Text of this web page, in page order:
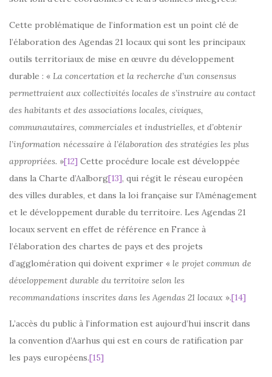
Cette problématique de l’information est un point clé de
l’élaboration des Agendas 21 locaux qui sont les principaux
outils territoriaux de mise en œuvre du développement
durable : « La concertation et la recherche d’un consensus
permettraient aux collectivités locales de s’instruire au contact
des habitants et des associations locales, civiques,
communautaires, commerciales et industrielles, et d’obtenir
l’information nécessaire à l’élaboration des stratégies les plus
appropriées. »[12] Cette procédure locale est développée
dans la Charte d’Aalborg[13], qui régit le réseau européen
des villes durables, et dans la loi française sur l’Aménagement
et le développement durable du territoire. Les Agendas 21
locaux servent en effet de référence en France à
l’élaboration des chartes de pays et des projets
d’agglomération qui doivent exprimer « le projet commun de
développement durable du territoire selon les
recommandations inscrites dans les Agendas 21 locaux ».[14]
L’accès du public à l’information est aujourd’hui inscrit dans
la convention d’Aarhus qui est en cours de ratification par
les pays européens.[15]